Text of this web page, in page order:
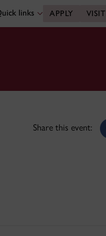
links APPLY VISIT
Share this event: